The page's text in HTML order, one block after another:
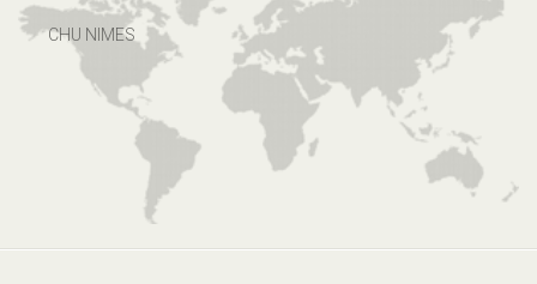
CHU NIMES